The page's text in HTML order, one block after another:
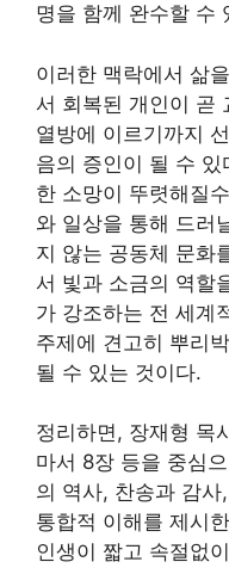
명을 함께 완수할 수
이러한 맥락에서 삶
서 회복된 개인이 곧
열방에 이르기까지
음의 증인이 될 수
한 소망이 뚜렷해질
와 일상을 통해 드러
지 않는 공동체 문화
서 빛과 소금의 역할
가 강조하는 전 세계
주제에 견고히 뿌리
될 수 있는 것이다.
정리하면, 장재형 목
마서 8장 등을 중심
의 역사, 찬송과 감
통합적 이해를 제시
인생이 짧고 속절없